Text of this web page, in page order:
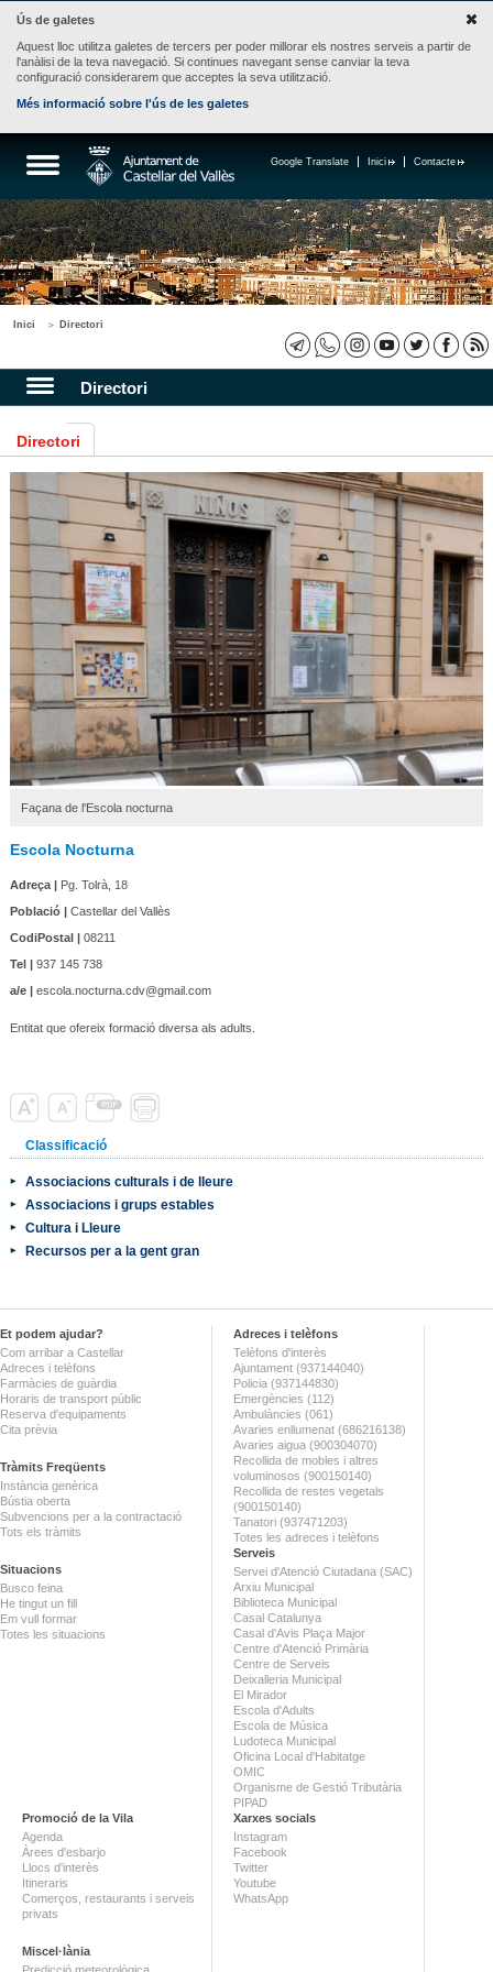
Ús de galetes
Aquest lloc utilitza galetes de tercers per poder millorar els nostres serveis a partir de
l'anàlisi de la teva navegació. Si continues navegant sense canviar la teva
configuració considerarem que acceptes la seva utilització.
Més informació sobre l'ús de les galetes
Contacte
Inici
Google Translate
Inici Directori
Directori
Directori
Façana de l'Escola nocturna
Escola Nocturna
Adreça |
Pg. Tolrà, 18
Població |
Castellar del Vallès
CodiPostal |
08211
Tel |
937 145 738
a/e |
escola.nocturna.cdv@gmail.com
Entitat que ofereix formació diversa als adults.
Classificació
Associacions culturals i de lleure
Associacions i grups estables
Cultura i Lleure
Recursos per a la gent gran
Et podem ajudar?
Com arribar a Castellar
Adreces i telèfons
Farmàcies de guàrdia
Horaris de transport públic
Reserva d'equipaments
Cita prèvia
Tràmits Freqüents
Instància genèrica
Bústia oberta
Subvencions per a la contractació
Tots els tràmits
Situacions
Busco feina
He tingut un fill
Em vull formar
Totes les situacions
Adreces i telèfons
Telèfons d'interès
Ajuntament (937144040)
Policia (937144830)
Emergències (112)
Ambulàncies (061)
Avaries enllumenat (686216138)
Avaries aigua (900304070)
Recollida de mobles i altres
voluminosos (900150140)
Recollida de restes vegetals
(900150140)
Tanatori (937471203)
Totes les adreces i telèfons
Serveis
Servei d'Atenció Ciutadana (SAC)
Arxiu Municipal
Biblioteca Municipal
Casal Catalunya
Casal d'Avis Plaça Major
Centre d'Atenció Primària
Centre de Serveis
Deixalleria Municipal
El Mirador
Escola d'Adults
Escola de Música
Ludoteca Municipal
Oficina Local d'Habitatge
OMIC
Organisme de Gestió Tributària
PIPAD
Promoció de la Vila
Agenda
Àrees d'esbarjo
Llocs d'interès
Itineraris
Comerços, restaurants i serveis
privats
Miscel·lània
Xarxes socials
Instagram
Facebook
Twitter
Youtube
WhatsApp